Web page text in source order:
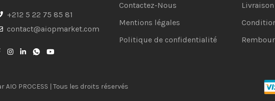
+212 5 22 75 85 81
contact@aiopmarket.com
Contactez-Nous
Mentions légales
Politique de confidentialité
Livraison
AIO PROCESS | Tous les droits réservés